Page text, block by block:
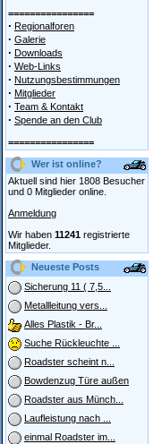
================
· Regionalforen
· Galerie
· Downloads
· Web-Links
· Nutzungsbestimmungen
· Mitglieder
· Team & Kontakt
· Spende an den Club
================
Wer ist online?
Aktuell sind hier 1808 Besucher
und 0 Mitglieder online.
Anmeldung
Wir haben 11241 registrierte
Mitglieder.
Neueste Posts
Sicherung 11 ( 7,5...
Metallleitung vers...
Alles Plastik - Br...
Suche Rückleuchte ...
Roadster scheint n...
Bowdenzug Türe außen
Roadster aus Münch...
Laufleistung nach ...
einmal Roadster im...